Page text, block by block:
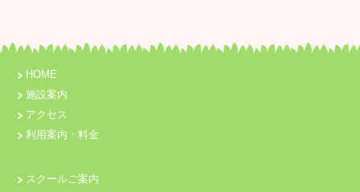
HOME
施設案内
アクセス
利用案内・料金
スクールご案内